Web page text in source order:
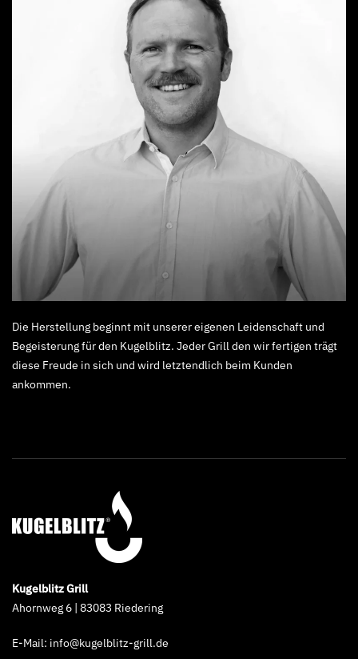
Die Herstellung beginnt mit unserer eigenen Leidenschaft und
Begeisterung für den Kugelblitz. Jeder Grill den wir fertigen trägt
diese Freude in sich und wird letztendlich beim Kunden
ankommen.
Kugelblitz Grill
Ahornweg 6 | 83083 Riedering
E-Mail: info@kugelblitz-grill.de